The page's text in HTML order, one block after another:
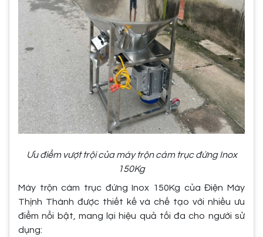
Ưu điểm vượt trội của máy trộn cám trục đứng Inox
150Kg
Máy trộn cám trục đứng Inox 150Kg của Điện Máy
Thịnh Thành được thiết kế và chế tạo với nhiều ưu
điểm nổi bật, mang lại hiệu quả tối đa cho người sử
dụng: